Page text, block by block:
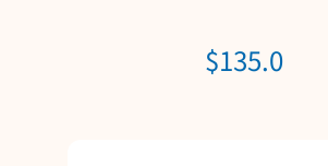
$135.0